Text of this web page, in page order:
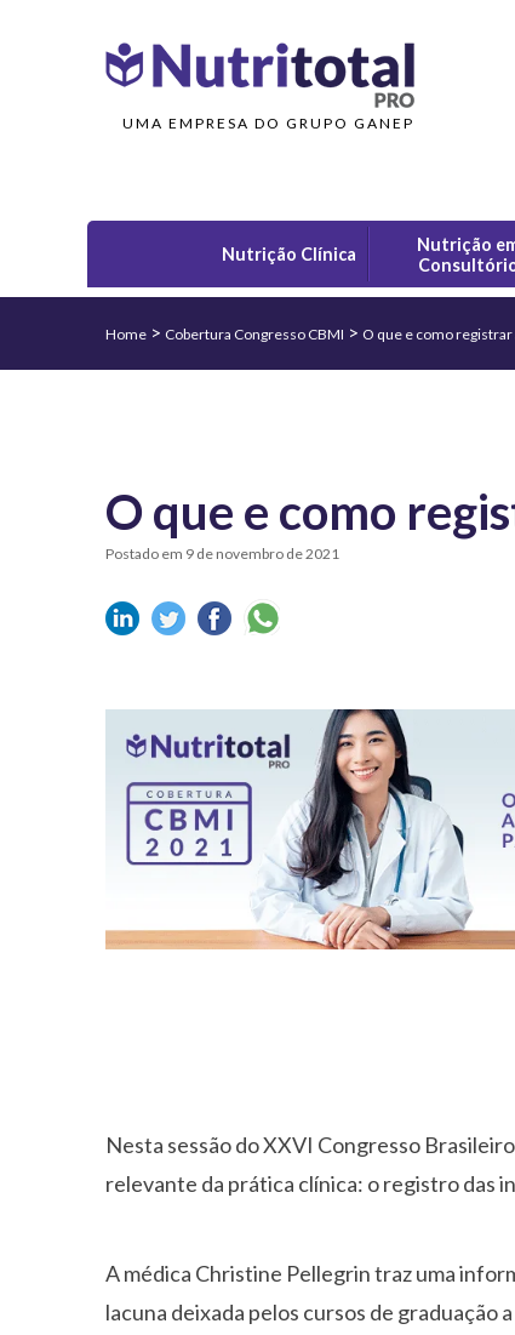
UMA EMPRESA DO GRUPO GANEP
Nutrição Clínica
Nutrição
Home > Cobertura Congresso CBMI > O que e como
O que e como
Postado em 9 de novembro de 2021
Nesta sessão do XXVI Congresso
relevante da prática clínica: o registro das
A médica Christine Pellegrin traz uma
lacuna deixada pelos cursos de